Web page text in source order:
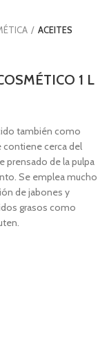
ACEITES
1 L
también como
contiene cerca del
prensado de la pulpa
Se emplea mucho
de jabones y
grasos como